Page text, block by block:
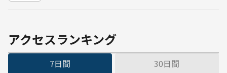
アクセスランキング
7日間 30日間